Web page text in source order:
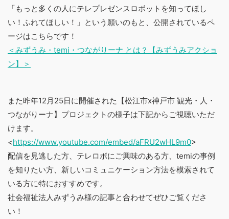
「もっと多くの人にテレプレゼンスロボットを知ってほし
い！ふれてほしい！」という願いのもと、公開されているペ
ージはこちらです！
＜みずうみ・temi・つながりーナ とは？【みずうみアクショ
ン】＞
また昨年12月25日に開催された【松江市x神戸市 観光・人・
つながりーナ】プロジェクトの様子は下記からご視聴いただ
けます。
<https://www.youtube.com/embed/aFRU2wHL9m0>
配信を見逃した方、テレロボにご興味のある方、temiの事例
を知りたい方、新しいコミュニケーション方法を模索されて
いる方に特におすすめです。
社会福祉法人みずうみ様の記事と合わせてぜひご覧くださ
い！